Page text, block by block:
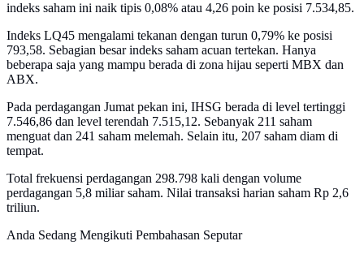
indeks saham ini naik tipis 0,08% atau 4,26 poin ke posisi 7.534,85.
Indeks LQ45 mengalami tekanan dengan turun 0,79% ke posisi
793,58. Sebagian besar indeks saham acuan tertekan. Hanya
beberapa saja yang mampu berada di zona hijau seperti MBX dan
ABX.
Pada perdagangan Jumat pekan ini, IHSG berada di level tertinggi
7.546,86 dan level terendah 7.515,12. Sebanyak 211 saham
menguat dan 241 saham melemah. Selain itu, 207 saham diam di
tempat.
Total frekuensi perdagangan 298.798 kali dengan volume
perdagangan 5,8 miliar saham. Nilai transaksi harian saham Rp 2,6
triliun.
Anda Sedang Mengikuti Pembahasan Seputar